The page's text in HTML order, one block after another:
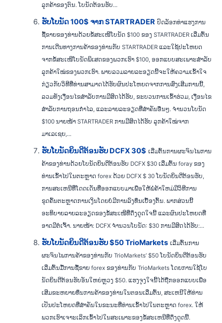
ລູກຄ້າຂອງຕົນ. ໂບນັດຕ້ອນຮັບ...
ຮັບໂບນັດ 100$ ຈາກ STARTRADER ປົດລັອກທ່າແຮງການ
ຊື້ຂາຍຂອງທ່ານດ້ວຍຂໍ້ສະເໜີໂບນັດ $100 ຂອງ STARTRADER ເລີ່ມຕົ້ນ
ການເດີນທາງການຄ້າຂອງທ່ານກັບ STARTRADER ແລະໃຊ້ປະໂຫຍດ
ຈາກຂໍ້ສະເໜີໂບນັດພິເສດຂອງພວກເຮົາ $100, ອອກແບບສະເພາະສຳລັບ
ລູກຄ້າໃໝ່ຂອງພວກເຮົາ. ພາບລວມລາຍລະອຽດນີ້ຈະໃຫ້ຄວາມເຂົ້າໃຈ
ກ່ຽວກັບວິທີທີ່ທ່ານສາມາດໄດ້ຮັບຜົນປະໂຫຍດຈາກການສົ່ງເສີມການນີ້,
ລວມທັງເງື່ອນໄຂສໍາລັບການມີສິດໄດ້ຮັບ, ຂະບວນການເຂົ້າຮ່ວມ, ເງື່ອນໄຂ
ສໍາລັບການຖອນກໍາໄລ, ແລະລາຍລະອຽດທີ່ສໍາຄັນອື່ນໆ. ຈໍານວນໂບນັດ
$100 ນາຍໜ້າ STARTRADER ການມີສິດໄດ້ຮັບ ລູກຄ້າໃໝ່ຈາກ
ມາເລເຊຍ,...
ຮັບໂບນັດຍິນດີຕ້ອນຮັບ DCFX 30$ ເລີ່ມຕົ້ນການຜະຈົນໄພການ
ຄ້າຂອງທ່ານດ້ວຍໂບນັດຍິນດີຕ້ອນຮັບ DCFX $30 ເລີ່ມຕົ້ນ foray ຂອງ
ທ່ານເຂົ້າໄປໃນຕະຫຼາດ forex ດ້ວຍ DCFX $ 30 ໂບນັດຍິນດີຕ້ອນຮັບ,
ການສະເຫນີທີ່ໂດດເດັ່ນທີ່ອອກແບບມາເພື່ອໃຫ້ພໍ່ຄ້າໃຫມ່ມີວິທີການ
ຂຸດຄົ້ນຕະຫຼາດການເງິນໂດຍບໍ່ມີການລົງທຶນເບື້ອງຕົ້ນ. ພາກສ່ວນນີ້
ອະທິບາຍລາຍລະອຽດຂອງຂໍ້ສະເໜີທີ່ດຶງດູດໃຈນີ້ ແລະຜົນປະໂຫຍດທີ່
ອາດມີຕໍ່ເຈົ້າ. ນາຍໜ້າ: DCFX ຈຳນວນໂບນັດ: $30 ການມີສິດໄດ້ຮັບ:...
ຮັບໂບນັດຍິນດີຕ້ອນຮັບ $50 TrioMarkets ເລີ່ມຕົ້ນການ
ຜະຈົນໄພການຄ້າຂອງທ່ານກັບ TrioMarkets’ $50 ໂບນັດຍິນດີຕ້ອນຮັບ
ເລີ່ມຕົ້ນມື້ການຊື້ຂາຍ forex ຂອງທ່ານກັບ TrioMarkets ໂດຍການໃຊ້ໂບ
ນັດຍິນດີຕ້ອນຮັບອັນໃຫຍ່ຫຼວງ $50. ແຮງຈູງໃຈນີ້ໄດ້ຖືກອອກແບບເພື່ອ
ເສີມຂະຫຍາຍທຶນການຄ້າຂອງທ່ານໃນຕອນເລີ່ມຕົ້ນ, ສະເຫນີໃຫ້ທ່ານ
ເປັນປະໂຫຍດທີ່ສໍາຄັນໃນຂະນະທີ່ທ່ານເຂົ້າໄປໃນຕະຫຼາດ forex. ໃຫ້
ພວກເຮົາເຈາະເລິກເຂົ້າໄປໃນສະເພາະຂອງຂໍ້ສະເຫນີທີ່ດຶງດູດນີ້.